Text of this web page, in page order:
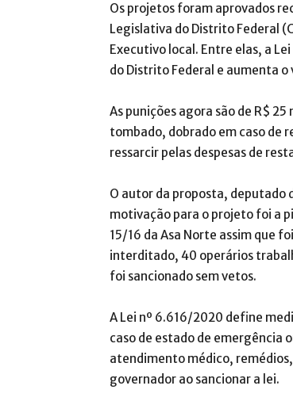
Os projetos foram aprovados
Legislativa do Distrito Federal
Executivo local. Entre elas, a
do Distrito Federal e aumenta o
As punições agora são de R$
tombado, dobrado em caso de
ressarcir pelas despesas de
O autor da proposta, deputado
motivação para o projeto foi a
15/16 da Asa Norte assim que
interditado, 40 operários
foi sancionado sem vetos.
A Lei nº 6.616/2020 define
caso de estado de emergência
atendimento médico,
governador ao sancionar a lei.